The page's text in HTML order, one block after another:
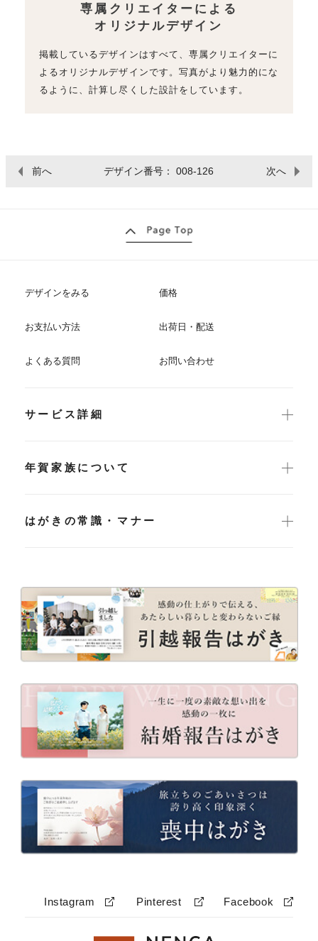
専属クリエイターによる
オリジナルデザイン
掲載しているデザインはすべて、専属クリエイターに
よるオリジナルデザインです。写真がより魅力的にな
るように、計算し尽くした設計をしています。
前へ デザイン番号： 008-126 次へ
デザインをみる 価格
お支払い方法 出荷日・配送
よくある質問 お問い合わせ
サービス詳細
年賀家族について
はがきの常識・マナー
Instagram Pinterest Facebook